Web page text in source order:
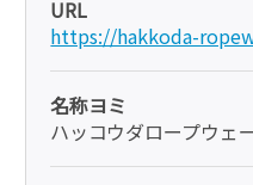
URL
https://hakkoda-
名称ヨミ
ハッコウダロープウェ